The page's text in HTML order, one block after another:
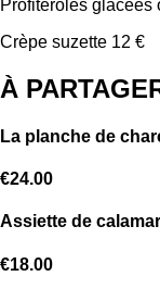
Profiteroles glacées
Crèpe suzette 12 €
À
La planche de
€24.00
Assiette de
€18.00